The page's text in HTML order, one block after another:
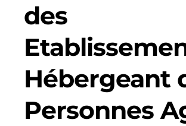
des
Hébergeant
Personnes